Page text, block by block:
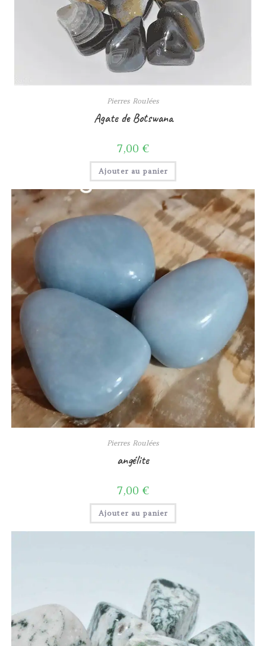
Pierres Roulées
Agate de Botswana
7,00 €
Ajouter au panier
Pierres Roulées
angélite
7,00 €
Ajouter au panier